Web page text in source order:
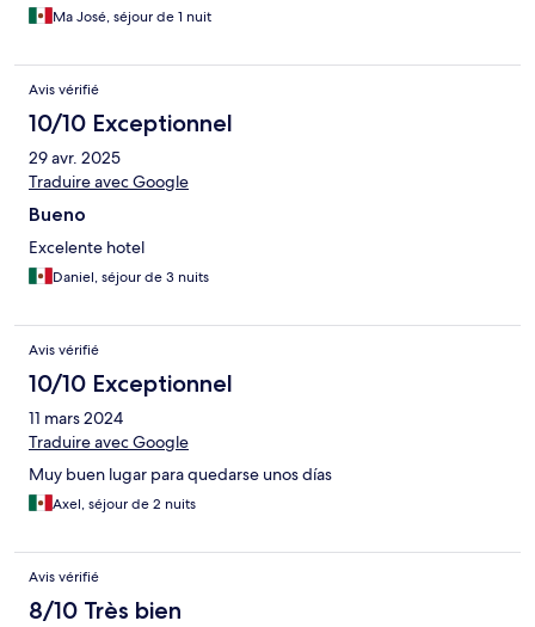
Ma José, séjour de 1 nuit
Avis vérifié
10/10 Exceptionnel
29 avr. 2025
Traduire avec Google
Bueno
Excelente hotel
Daniel, séjour de 3 nuits
Avis vérifié
10/10 Exceptionnel
11 mars 2024
Traduire avec Google
Muy buen lugar para quedarse unos días
Axel, séjour de 2 nuits
Avis vérifié
8/10 Très bien